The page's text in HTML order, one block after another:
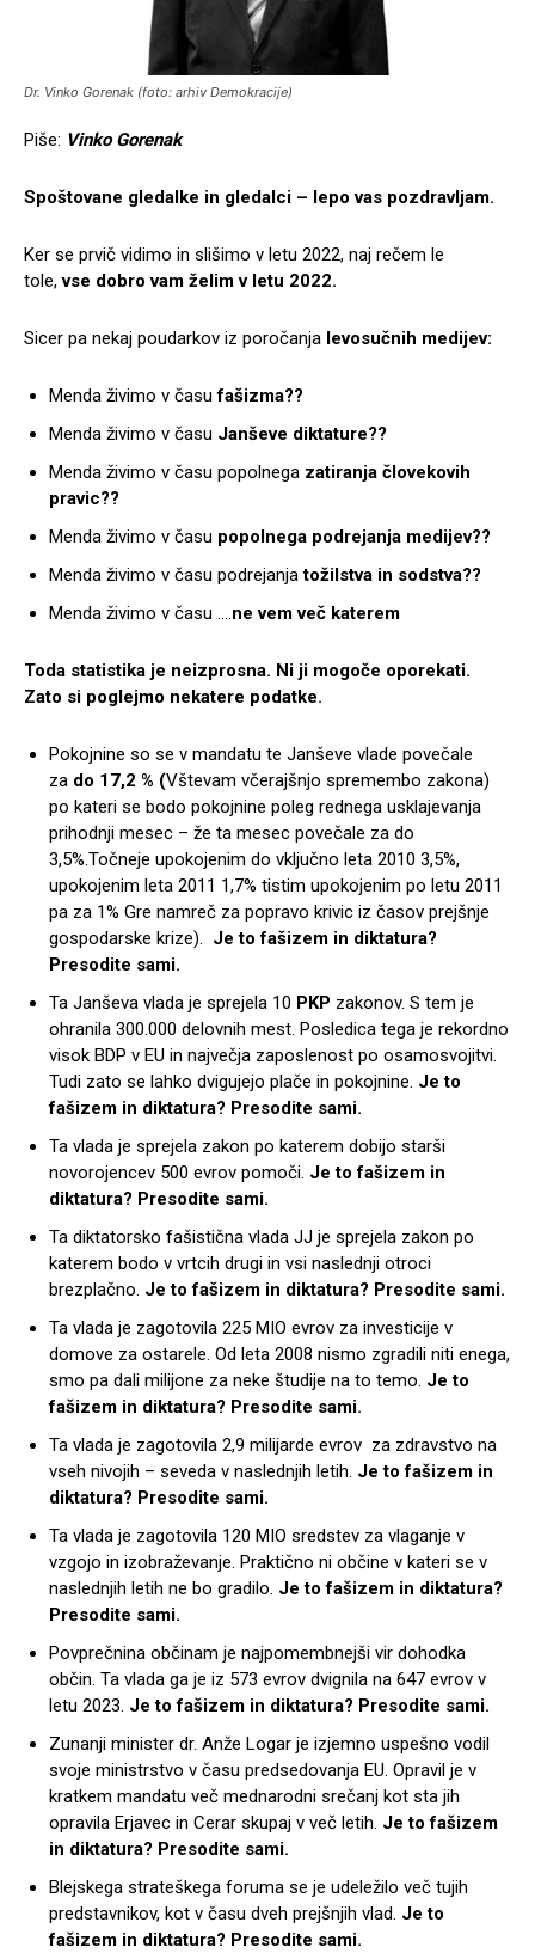
Dr. Vinko Gorenak (foto: arhiv Demokracije)
Piše: Vinko Gorenak
Spoštovane gledalke in gledalci – lepo vas pozdravljam.
Ker se prvič vidimo in slišimo v letu 2022, naj rečem le
tole,vse dobro vam želim v letu 2022.
Sicer pa nekaj poudarkov iz poročanja levosučnih medijev:
Menda živimo v časufašizma??
Menda živimo v času Janševe diktature??
Menda živimo v času popolnega zatiranja človekovih
pravic??
Menda živimo v času popolnega podrejanja medijev??
Menda živimo v času podrejanjatožilstva in sodstva??
Menda živimo v času ….ne vem več katerem
Toda statistika je neizprosna. Ni ji mogoče oporekati.
Zato si poglejmo nekatere podatke.
Pokojnine so se v mandatu te Janševe vlade povečale
za do 17,2 % (Vštevam včerajšnjo spremembo zakona)
po kateri se bodo pokojnine poleg rednega usklajevanja
prihodnji mesec – že ta mesec povečale za do
3,5%.Točneje upokojenim do vključno leta 2010 3,5%,
upokojenim leta 2011 1,7% tistim upokojenim po letu 2011
pa za 1% Gre namreč za popravo krivic iz časov prejšnje
gospodarske krize). Je to fašizem in diktatura?
Presodite sami.
Ta Janševa vlada je sprejela 10 PKP zakonov. S tem je
ohranila 300.000 delovnih mest. Posledica tega je rekordno
visok BDP v EU in največja zaposlenost po osamosvojitvi.
Tudi zato se lahko dvigujejo plače in pokojnine. Je to
fašizem in diktatura? Presodite sami.
Ta vlada je sprejela zakon po katerem dobijo starši
novorojencev 500 evrov pomoči. Je to fašizem in
diktatura? Presodite sami.
Ta diktatorsko fašistična vlada JJ je sprejela zakon po
katerem bodo v vrtcih drugi in vsi naslednji otroci
brezplačno. Je to fašizem in diktatura? Presodite sami.
Ta vlada je zagotovila 225 MIO evrov za investicije v
domove za ostarele. Od leta 2008 nismo zgradili niti enega,
smo pa dali milijone za neke študije na to temo. Je to
fašizem in diktatura? Presodite sami.
Ta vlada je zagotovila 2,9 milijarde evrov za zdravstvo na
vseh nivojih – seveda v naslednjih letih. Je to fašizem in
diktatura? Presodite sami.
Ta vlada je zagotovila 120 MIO sredstev za vlaganje v
vzgojo in izobraževanje. Praktično ni občine v kateri se v
naslednjih letih ne bo gradilo. Je to fašizem in diktatura?
Presodite sami.
Povprečnina občinam je najpomembnejši vir dohodka
občin. Ta vlada ga je iz 573 evrov dvignila na 647 evrov v
letu 2023. Je to fašizem in diktatura? Presodite sami.
Zunanji minister dr. Anže Logar je izjemno uspešno vodil
svoje ministrstvo v času predsedovanja EU. Opravil je v
kratkem mandatu več mednarodni srečanj kot sta jih
opravila Erjavec in Cerar skupaj v več letih. Je to fašizem
in diktatura? Presodite sami.
Blejskega strateškega foruma se je udeležilo več tujih
predstavnikov, kot v času dveh prejšnjih vlad. Je to
fašizem in diktatura? Presodite sami.